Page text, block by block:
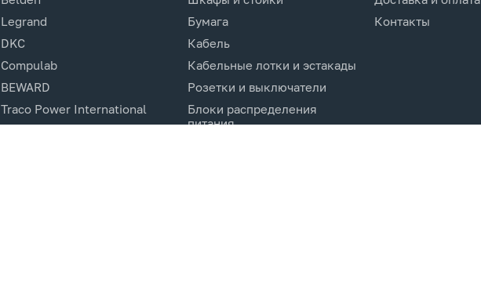
Legrand
DKC
Compulab
BEWARD
Traco Power International
Бумага
Кабель
Кабельные лотки и эстакады
Розетки и выключатели
Блоки распределения
питания
Контакты